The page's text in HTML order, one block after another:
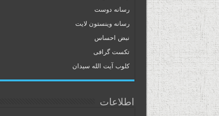
رسانه دوست
رسانه وینستون لایت
نبض احساس
تکست گرافی
کلوب آیت الله سیدان
اطلاعات